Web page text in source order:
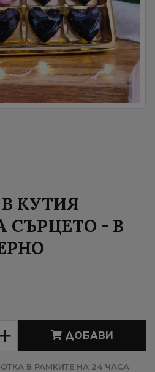
КУТИЯ
СЪРЦЕТО - В
ДОБАВИ
В РАМКИТЕ НА 24 ЧАСА